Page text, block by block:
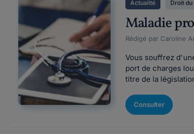
Actualité Droit
Maladie
Rédigé par Caroline
Vous souffrez
port de charges
titre de la
Consulter